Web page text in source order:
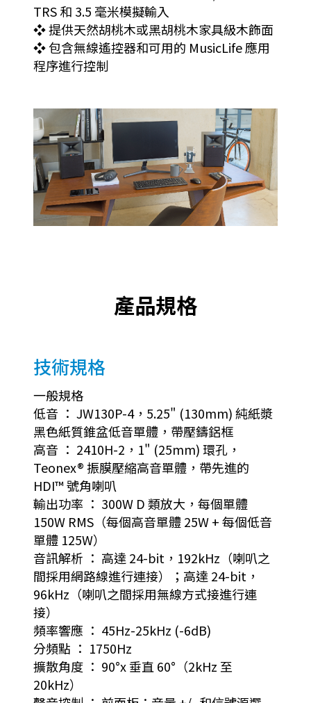
TRS 和 3.5 毫米模擬輸入
❖ 提供天然胡桃木或黑胡桃木家具級木飾面
❖ 包含無線遙控器和可用的 MusicLife 應用
程序進行控制
產品規格
技術規格
一般規格
低音 ： JW130P-4，5.25" (130mm) 純紙漿
黑色紙質錐盆低音單體，帶壓鑄鋁框
高音 ： 2410H-2，1" (25mm) 環孔，
Teonex® 振膜壓縮高音單體，帶先進的
HDI™ 號角喇叭
輸出功率 ： 300W D 類放大，每個單體
150W RMS（每個高音單體 25W + 每個低音
單體 125W）
音訊解析 ： 高達 24-bit，192kHz（喇叭之
間採用網路線進行連接）；高達 24-bit，
96kHz（喇叭之間採用無線方式接進行連
接）
頻率響應 ： 45Hz-25kHz (-6dB)
分頻點 ： 1750Hz
擴散角度 ： 90°x 垂直 60°（2kHz 至
20kHz）